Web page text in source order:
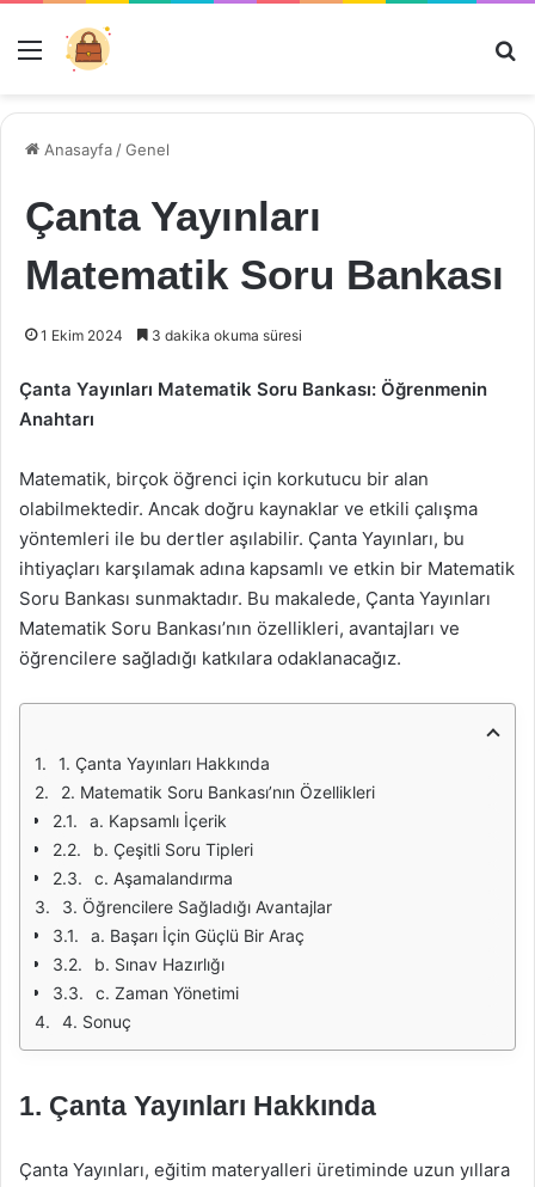
Menü
Anasayfa /Genel
Çanta Yayınları
Matematik Soru Bankası
1 Ekim 2024 3 dakika okuma süresi
Çanta Yayınları Matematik Soru Bankası: Öğrenmenin
Anahtarı
Matematik, birçok öğrenci için korkutucu bir alan
olabilmektedir. Ancak doğru kaynaklar ve etkili çalışma
yöntemleri ile bu dertler aşılabilir. Çanta Yayınları, bu
ihtiyaçları karşılamak adına kapsamlı ve etkin bir Matematik
Soru Bankası sunmaktadır. Bu makalede, Çanta Yayınları
Matematik Soru Bankası’nın özellikleri, avantajları ve
öğrencilere sağladığı katkılara odaklanacağız.
1. Çanta Yayınları Hakkında
2. Matematik Soru Bankası’nın Özellikleri
a. Kapsamlı İçerik
b. Çeşitli Soru Tipleri
c. Aşamalandırma
3. Öğrencilere Sağladığı Avantajlar
a. Başarı İçin Güçlü Bir Araç
b. Sınav Hazırlığı
c. Zaman Yönetimi
4. Sonuç
1. Çanta Yayınları Hakkında
Çanta Yayınları, eğitim materyalleri üretiminde uzun yıllara